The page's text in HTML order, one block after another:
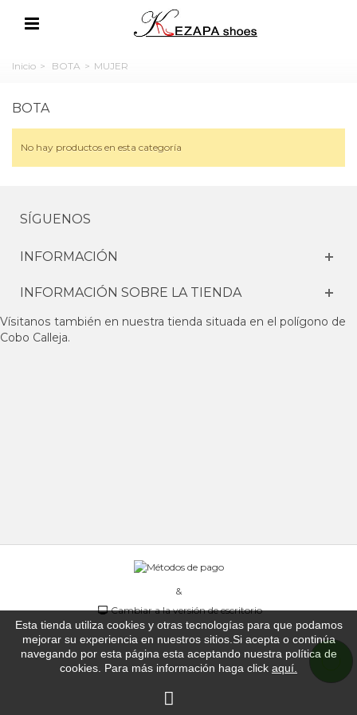
Inicio > BOTA > MUJER
BOTA
No hay productos en esta categoría
SÍGUENOS
INFORMACIÓN
INFORMACIÓN SOBRE LA TIENDA
Esta tienda utiliza cookies y otras tecnologías para que podamos
mejorar su experiencia en nuestros sitios.Si acepta o continúa
navegando por esta página esta aceptando nuestra política de
cookies. Para más información haga click aquí
Vísitanos también en nuestra tienda situada en el polígono de
Cobo Calleja.
&
Cambiar a la versión de escritorio